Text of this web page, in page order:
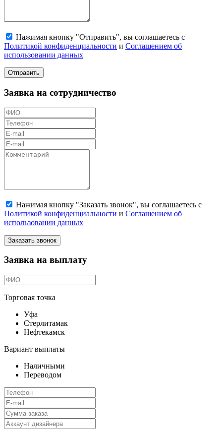
Нажимая кнопку "Отправить", вы соглашаетесь с
Политикой конфиденциальности и Соглашением об
использовании данных
Отправить
Заявка на сотрудничество
Нажимая кнопку "Заказать звонок", вы соглашаетесь с
Политикой конфиденциальности и Соглашением об
использовании данных
Заказать звонок
Заявка на выплату
Торговая точка
Уфа
Стерлитамак
Нефтекамск
Вариант выплаты
Наличными
Переводом